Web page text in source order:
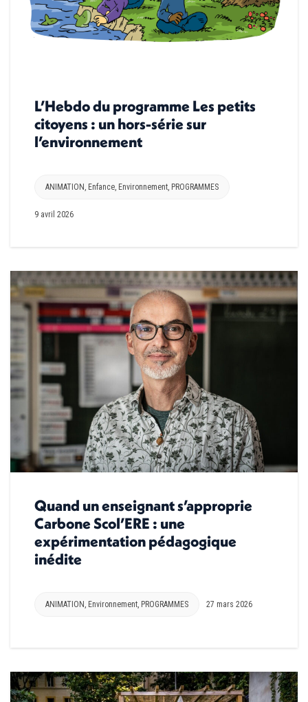
L’Hebdo du programme Les petits
citoyens : un hors-série sur
l’environnement
ANIMATION , Enfance, Environnement, PROGRAMMES
9 avril 2026
Quand un enseignant s’approprie
Carbone Scol’ERE : une
expérimentation pédagogique
inédite
ANIMATION , Environnement, PROGRAMMES 27 mars 2026